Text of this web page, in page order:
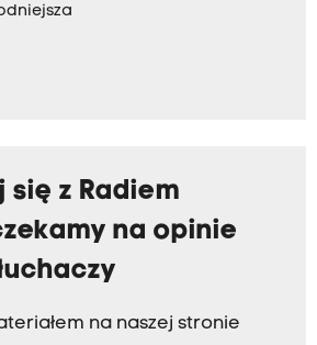
się z Radiem
na opinie
na naszej stronie